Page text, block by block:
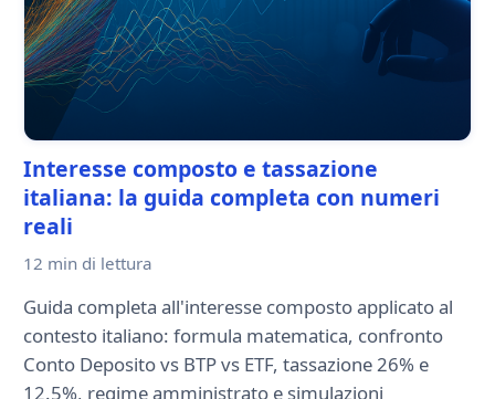
Interesse composto e tassazione
italiana: la guida completa con numeri
reali
12 min di lettura
Guida completa all'interesse composto applicato al
contesto italiano: formula matematica, confronto
Conto Deposito vs BTP vs ETF, tassazione 26% e
12.5%, regime amministrato e simulazioni